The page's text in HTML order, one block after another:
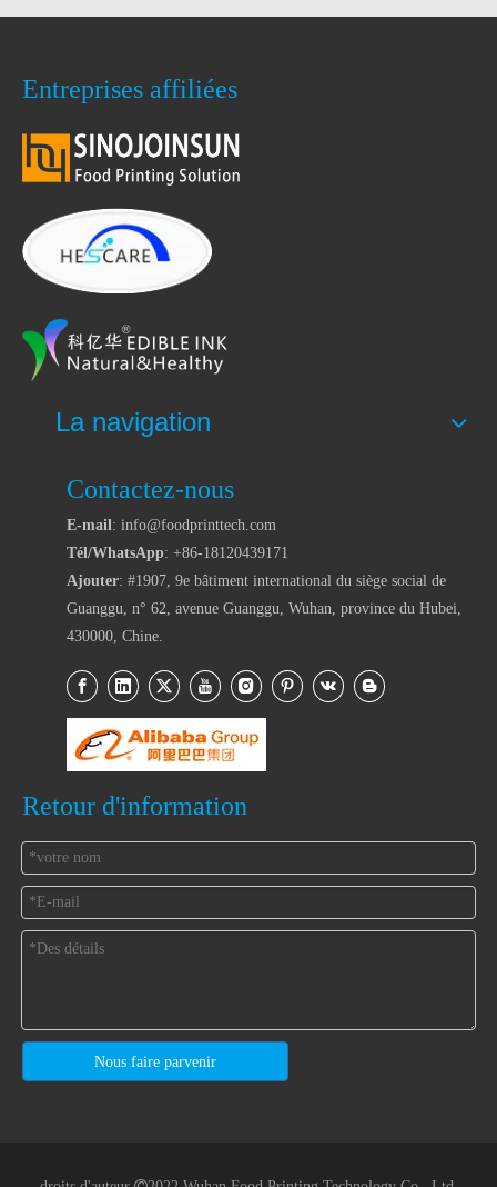
Entreprises affiliées
La navigation
Contactez-nous
E-mail: info@foodprinttech.com
Tél/WhatsApp: +86-18120439171
Ajouter: #1907, 9e bâtiment international du siège social de
Guanggu, n° 62, avenue Guanggu, Wuhan, province du Hubei,
430000, Chine.
Retour d'information
Nous faire parvenir